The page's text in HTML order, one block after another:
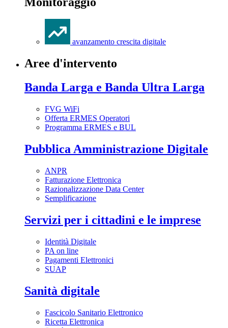
avanzamento crescita digitale
Aree d'intervento
Banda Larga e Banda Ultra Larga
FVG WiFi
Offerta ERMES Operatori
Programma ERMES e BUL
Pubblica Amministrazione Digitale
ANPR
Fatturazione Elettronica
Razionalizzazione Data Center
Semplificazione
Servizi per i cittadini e le imprese
Identità Digitale
PA on line
Pagamenti Elettronici
SUAP
Sanità digitale
Fascicolo Sanitario Elettronico
Ricetta Elettronica